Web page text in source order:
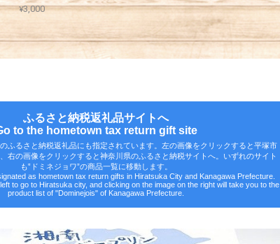
¥3,000
ふるさと納税返礼品サイトへ
to the hometown tax return gift site
ふるさと納税返礼品にも指定されています。左の画像をクリックすると平塚市
右の画像をクリックすると神奈川県のふるさと納税サイトへ。いずれのサイト
も‟ドミネジョワ”の商品一覧に移動します。
as hometown tax return gifts in Hiratsuka City and Kanagawa Prefecture.
to go to Hiratsuka city, and clicking on the image on the right will take you to the
product list of "Dominejois" of Kanagawa Prefecture.